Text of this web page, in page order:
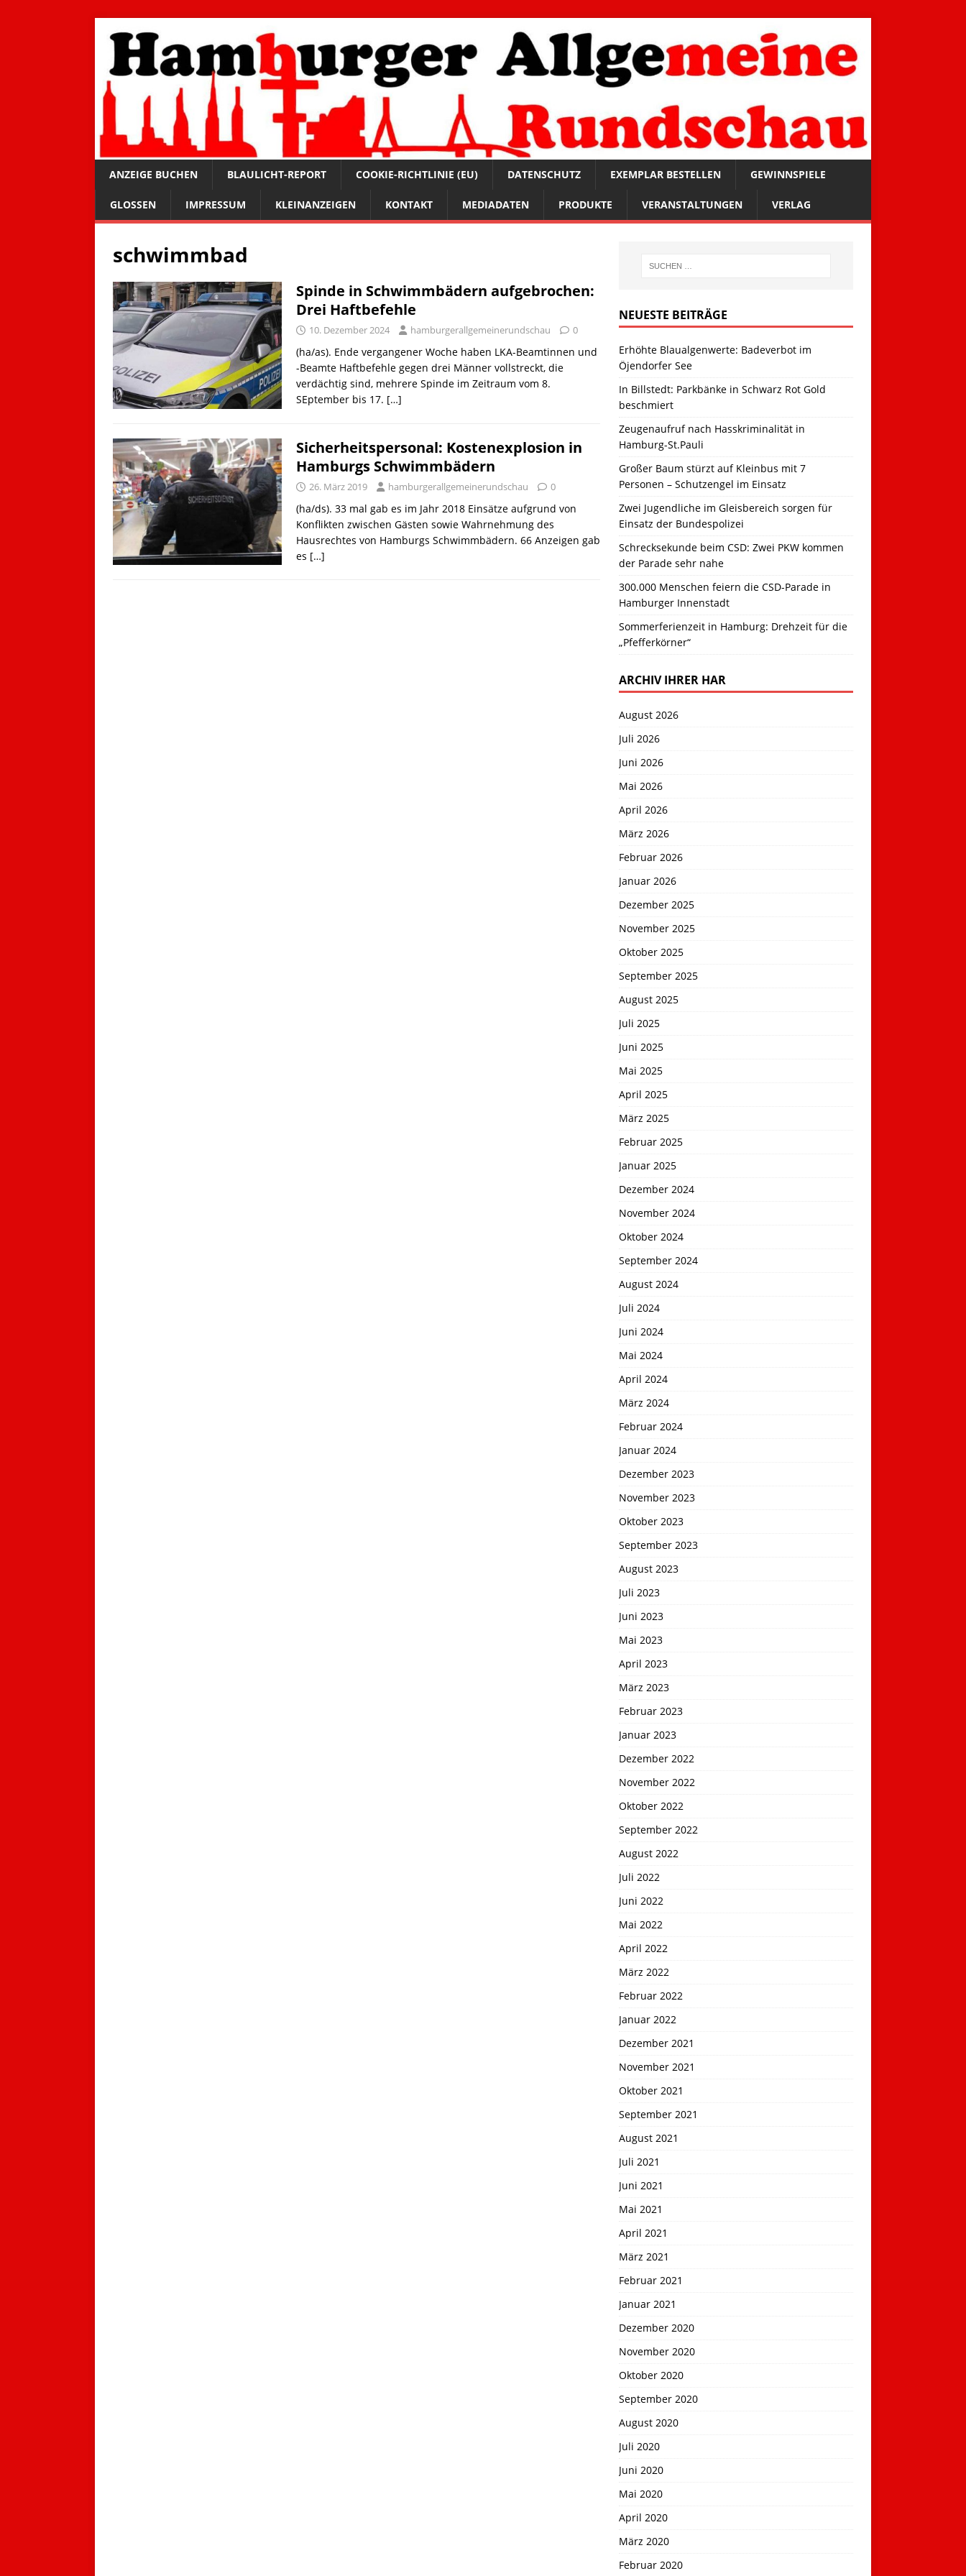
ANZEIGE BUCHEN BLAULICHT-REPORT COOKIE-RICHTLINIE (EU) DATENSCHUTZ EXEMPLAR BESTELLEN GEWINNSPIELE
GLOSSEN IMPRESSUM KLEINANZEIGEN KONTAKT MEDIADATEN PRODUKTE VERANSTALTUNGEN VERLAG
schwimmbad
Spinde in Schwimmbädern aufgebrochen:
Drei Haftbefehle
10. Dezember 2024 hamburgerallgemeinerundschau 0
(ha/as). Ende vergangener Woche haben LKA-Beamtinnen und
-Beamte Haftbefehle gegen drei Männer vollstreckt, die
verdächtig sind, mehrere Spinde im Zeitraum vom 8.
SEptember bis 17. […]
Sicherheitspersonal: Kostenexplosion in
Hamburgs Schwimmbädern
26. März 2019 hamburgerallgemeinerundschau 0
(ha/ds). 33 mal gab es im Jahr 2018 Einsätze aufgrund von
Konflikten zwischen Gästen sowie Wahrnehmung des
Hausrechtes von Hamburgs Schwimmbädern. 66 Anzeigen gab
es […]
NEUESTE BEITRÄGE
Erhöhte Blaualgenwerte: Badeverbot im
Öjendorfer See
In Billstedt: Parkbänke in Schwarz Rot Gold
beschmiert
Zeugenaufruf nach Hasskriminalität in
Hamburg-St.Pauli
Großer Baum stürzt auf Kleinbus mit 7
Personen – Schutzengel im Einsatz
Zwei Jugendliche im Gleisbereich sorgen für
Einsatz der Bundespolizei
Schrecksekunde beim CSD: Zwei PKW kommen
der Parade sehr nahe
300.000 Menschen feiern die CSD-Parade in
Hamburger Innenstadt
Sommerferienzeit in Hamburg: Drehzeit für die
„Pfefferkörner“
ARCHIV IHRER HAR
August 2026
Juli 2026
Juni 2026
Mai 2026
April 2026
März 2026
Februar 2026
Januar 2026
Dezember 2025
November 2025
Oktober 2025
September 2025
August 2025
Juli 2025
Juni 2025
Mai 2025
April 2025
März 2025
Februar 2025
Januar 2025
Dezember 2024
November 2024
Oktober 2024
September 2024
August 2024
Juli 2024
Juni 2024
Mai 2024
April 2024
März 2024
Februar 2024
Januar 2024
Dezember 2023
November 2023
Oktober 2023
September 2023
August 2023
Juli 2023
Juni 2023
Mai 2023
April 2023
März 2023
Februar 2023
Januar 2023
Dezember 2022
November 2022
Oktober 2022
September 2022
August 2022
Juli 2022
Juni 2022
Mai 2022
April 2022
März 2022
Februar 2022
Januar 2022
Dezember 2021
November 2021
Oktober 2021
September 2021
August 2021
Juli 2021
Juni 2021
Mai 2021
April 2021
März 2021
Februar 2021
Januar 2021
Dezember 2020
November 2020
Oktober 2020
September 2020
August 2020
Juli 2020
Juni 2020
Mai 2020
April 2020
März 2020
Februar 2020